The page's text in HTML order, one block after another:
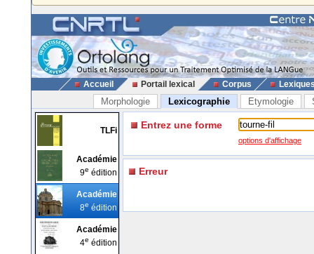
Accueil Portail lexical Corpus
Morphologie Lexicographie Etymologie
TLFi
Académie
9e édition
Académie
8e édition
Académie
4e édition
Entrez une forme
options d'affichage
Erreur